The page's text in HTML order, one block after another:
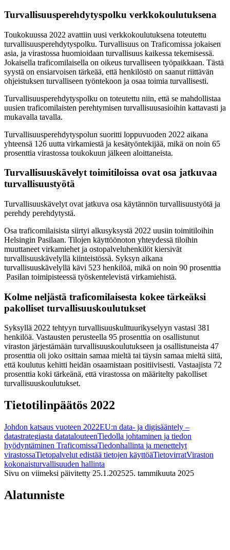
Turvallisuusperehdytyspolku verkkokoulutuksena
Toukokuussa 2022 avattiin uusi verkkokoulutuksena toteutettu
turvallisuusperehdytyspolku. Turvallisuus on Traficomissa jokaisen
asia, ja virastossa huomioidaan turvallisuus kaikessa tekemisessä.
Jokaisella traficomilaisella on oikeus turvalliseen työpaikkaan. Tästä
syystä on ensiarvoisen tärkeää, että henkilöstö on saanut riittävän
ohjeistuksen turvalliseen työntekoon ja osaa toimia turvallisesti.
Turvallisuusperehdytyspolku on toteutettu niin, että se mahdollistaa
uusien traficomilaisten perehtymisen turvallisuusasioihin kattavasti ja
mukavalla tavalla.
Turvallisuusperehdytyspolun suoritti loppuvuoden 2022 aikana
yhteensä 126 uutta virkamiestä ja kesätyöntekijää, mikä on noin 65
prosenttia virastossa toukokuun jälkeen aloittaneista.
Turvallisuuskävelyt toimitiloissa ovat osa jatkuvaa
turvallisuustyötä
Turvallisuuskävelyt ovat jatkuva osa käytännön turvallisuustyötä ja
perehdy perehdytystä.
Osa traficomilaisista siirtyi alkusyksystä 2022 uusiin toimitiloihin
Helsingin Pasilaan. Tilojen käyttöönoton yhteydessä tiloihin
muuttaneet virkamiehet ja ostopalveluhenkilöt kiersivät
turvallisuuskävelyllä kiinteistössä. Syksyn aikana
turvallisuuskävelyllä kävi 523 henkilöä, mikä on noin 90 prosenttia
Pasilan toimipisteessä työskentelevistä virkamiehistä.
Kolme neljästä traficomilaisesta kokee tärkeäksi
pakolliset turvallisuuskoulutukset
Syksyllä 2022 tehtyyn turvallisuuskulttuurikyselyyn vastasi 381
henkilöä. Vastausten perusteella 95 prosenttia on osallistunut
viraston järjestämään turvallisuuskoulutukseen ja osallistuneista 47
prosenttia oli joko osittain samaa mieltä tai täysin samaa mieltä siitä,
että koulutus kehitti heidän osaamistaan positiivisesti. Vastaajista 72
prosenttia koki tärkeänä, että virastossa on määritelty pakolliset
turvallisuuskoulutukset.
Tietotilinpäätös 2022
Johdon katsaus vuoteen 2022EU:n data- ja digisääntely –
datastrategiasta datatalouteenTiedolla johtaminen ja tiedon
hyödyntäminen TraficomissaTiedonhallinta ja menettelyt
virastossaTietopalvelut edistää tietojen käyttöäTietovirratViraston
kokonaisturvallisuuden hallinta
Sivu on viimeksi päivitetty 25.1.202525. tammikuuta 2025
Alatunniste